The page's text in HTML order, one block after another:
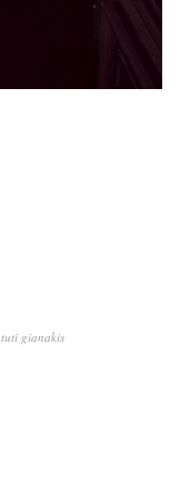
tuti gianakis